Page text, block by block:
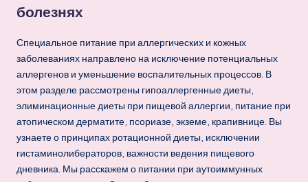
болезнях
Специальное питание при аллергических и кожных
заболеваниях направлено на исключение потенциальных
аллергенов и уменьшение воспалительных процессов. В
этом разделе рассмотрены гипоаллергенные диеты,
элиминационные диеты при пищевой аллергии, питание при
атопическом дерматите, псориазе, экземе, крапивнице. Вы
узнаете о принципах ротационной диеты, исключении
гистаминолибераторов, важности ведения пищевого
дневника. Мы расскажем о питании при аутоиммунных